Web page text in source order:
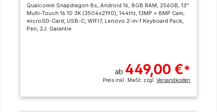
Qualcomm Snapdragon 8s, Android 16, 8GB RAM, 256GB, 13"
Multi-Touch 16:10 3K (3504x2190), 144Hz, 13MP + 8MP Cam,
microSD-Card, USB-C, WIFI7, Lenovo 2-in-1 Keyboard Pack,
Pen, 2J. Garantie
ab 449,00 €*
Preis inkl. MwSt. zzgl.Versandkosten